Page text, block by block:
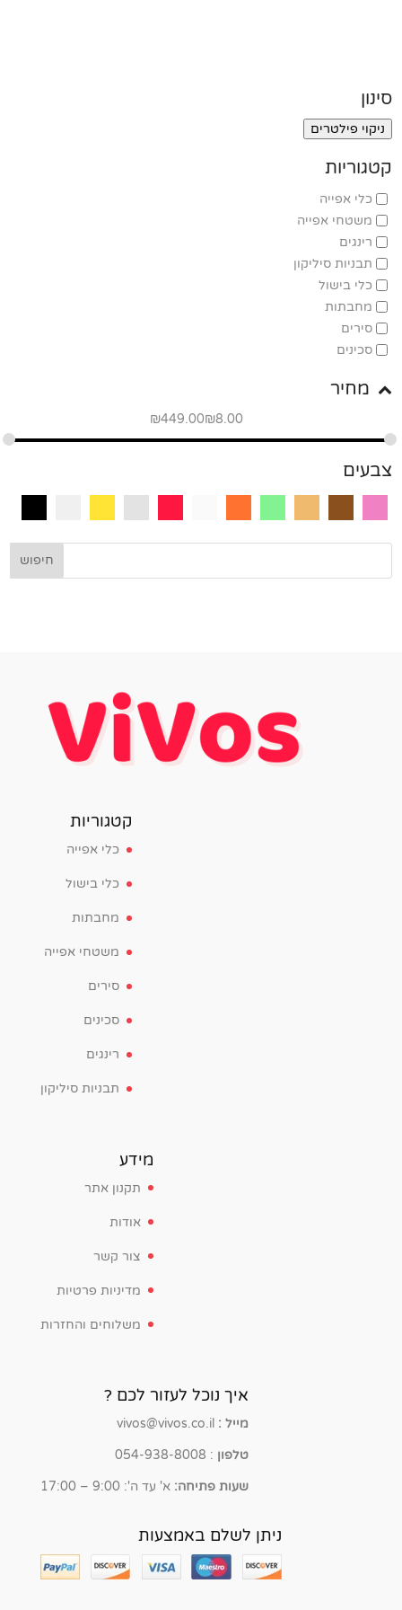
סינון
ניקוי פילטרים
קטגוריות
כלי אפייה
משטחי אפייה
רינגים
תבניות סיליקון
כלי בישול
מחבתות
סירים
סכינים
מחיר
₪8.00
₪449.00
צבעים
קטגוריות
כלי אפייה
כלי בישול
מחבתות
משטחי אפייה
סירים
סכינים
רינגים
תבניות סיליקון
מידע
תקנון אתר
אודות
צור קשר
מדיניות פרטיות
משלוחים והחזרות
איך נוכל לעזור לכם ?
מייל :
טלפון : 054-938-8008
שעות פתיחה:א' עד ה': 9:00 – 17:00
ניתן לשלם באמצעות